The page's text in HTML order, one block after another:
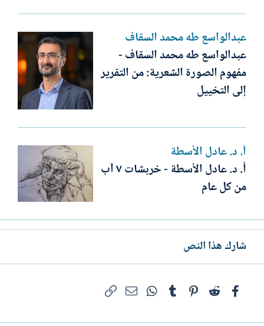
عبدالواسع طه محمد السقاف
عبدالواسع طه محمد السقاف -
مفهوم الصورة الشعرية: من التقرير
إلى التخييل
أ. د. عادل الأسطة
أ. د. عادل الأسطة - خربشات ٧ آب
من كل عام
شارك هذا النص
فيسبوكReddit
Pinterest
Tumblr
WhatsAppالبريد الإلكتروني